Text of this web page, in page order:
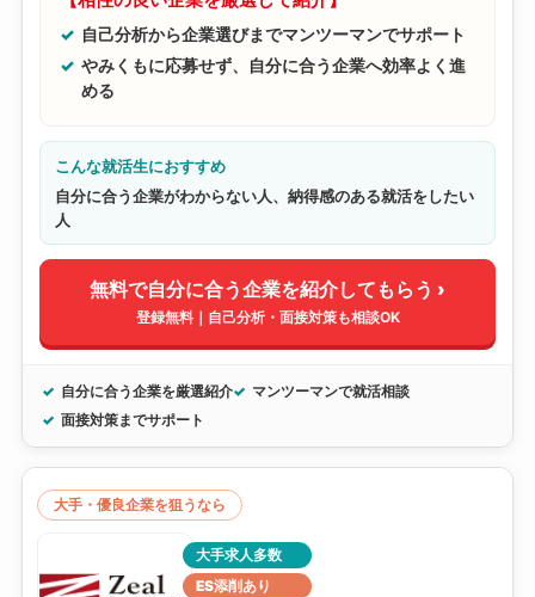
自己分析から企業選びまでマンツーマンでサポート
やみくもに応募せず、自分に合う企業へ効率よく進
める
こんな就活生におすすめ
自分に合う企業がわからない人、納得感のある就活をしたい
人
無料で自分に合う企業を紹介してもらう ›
登録無料｜自己分析・面接対策も相談OK
自分に合う企業を厳選紹介
マンツーマンで就活相談
面接対策までサポート
大手・優良企業を狙うなら
大手求人多数
ES添削あり